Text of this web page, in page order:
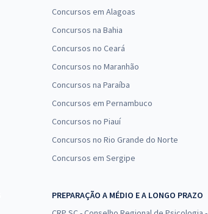
Concursos em Alagoas
Concursos na Bahia
Concursos no Ceará
Concursos no Maranhão
Concursos na Paraíba
Concursos em Pernambuco
Concursos no Piauí
Concursos no Rio Grande do Norte
Concursos em Sergipe
PREPARAÇÃO A MÉDIO E A LONGO PRAZO